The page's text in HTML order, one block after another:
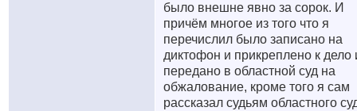
было внешне явно за сорок. И
причём многое из того что я
перечислил было записано на
диктофон и прикреплено к дело
передано в областной суд на
обжалование, кроме того я сам
рассказал судьям областного